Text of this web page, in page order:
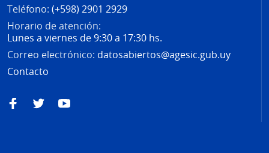
Teléfono: (+598) 2901 2929
Horario de atención:
Lunes a viernes de 9:30 a 17:30 hs.
Correo electrónico: datosabiertos@agesic.gub.uy
Contacto
FacebookTwitterYouTube